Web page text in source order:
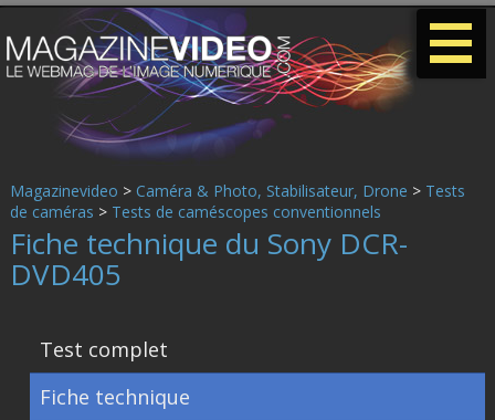
Magazinevideo > Caméra & Photo, Stabilisateur, Drone > Tests
de caméras > Tests de caméscopes conventionnels
Fiche technique du Sony DCR-
DVD405
Test complet
Fiche technique
-
-
-